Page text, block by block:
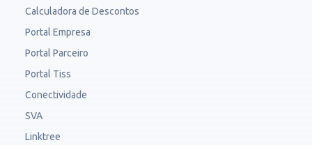
Calculadora de Descontos
Portal Empresa
Portal Parceiro
Portal Tiss
Conectividade
SVA
Linktree